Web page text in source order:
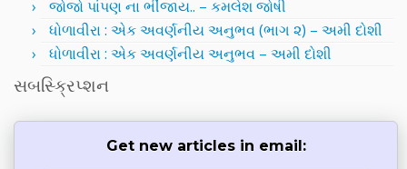
જોજો પાંપણ ના ભીંજાય.. – કમલેશ જોષી
ધોળાવીરા : એક અવર્ણનીય અનુભવ (ભાગ ૨) – અમી દોશી
ધોળાવીરા : એક અવર્ણનીય અનુભવ – અમી દોશી
સબસ્ક્રિપ્શન
Get new articles in email: